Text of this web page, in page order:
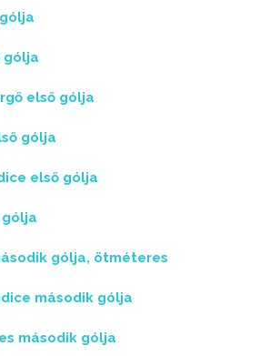
gólja
első gólja
gólja
első gólja
gólja
gólja, ötméteres
második gólja
második gólja